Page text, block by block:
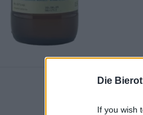
Die
If you wish